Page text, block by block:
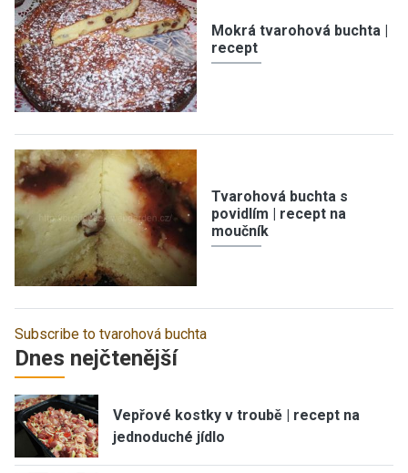
Mokrá tvarohová buchta |
recept
Tvarohová buchta s
povidlím | recept na
moučník
Subscribe to tvarohová buchta
Dnes nejčtenější
Vepřové kostky v troubě | recept na
jednoduché jídlo